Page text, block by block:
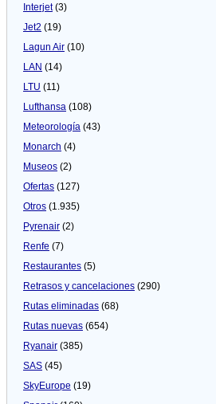
Interjet(3)
Jet2 (19)
Lagun Air (10)
LAN (14)
LTU (11)
Lufthansa (108)
Meteorologí­a (43)
Monarch (4)
Museos (2)
Ofertas (127)
Otros (1.935)
Pyrenair (2)
Renfe (7)
Restaurantes (5)
Retrasos y cancelaciones (290)
Rutas eliminadas (68)
Rutas nuevas (654)
Ryanair (385)
SAS (45)
SkyEurope (19)